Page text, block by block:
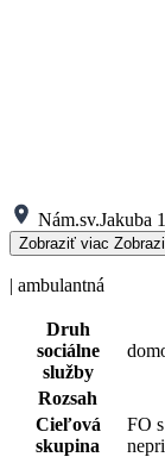
Nám.sv.Jakuba
Zobraziť viac
| ambulantná
Druh
sociálne
služby
Rozsah
Cieľová
skupina
FO